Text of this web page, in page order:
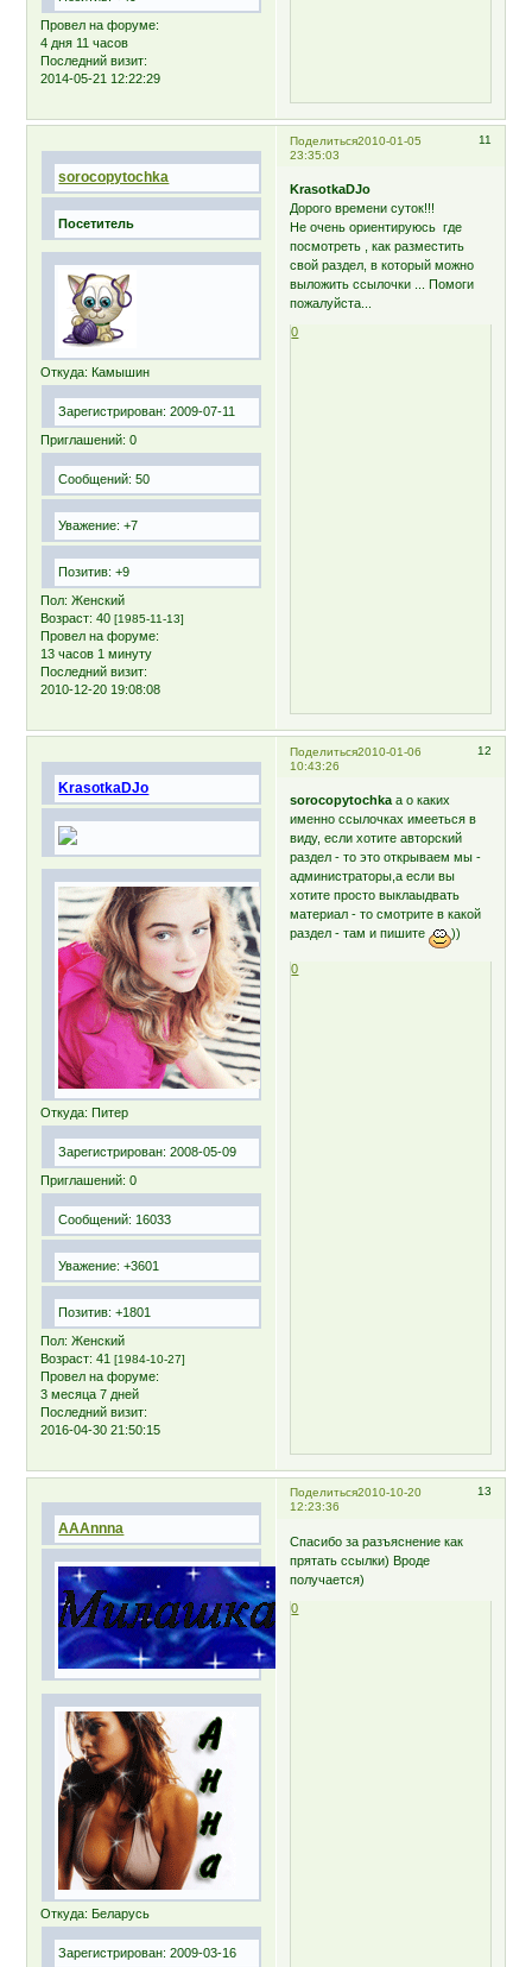
Провел на форуме:
4 дня 11 часов
Последний визит:
2014-05-21 12:22:29
Поделиться 11
2010-01-05
23:35:03
sorocopytochka
Посетитель
Откуда: Камышин
Зарегистрирован: 2009-07-11
Приглашений: 0
Сообщений: 50
Уважение: +7
Позитив: +9
Пол: Женский
Возраст: 40[1985-11-13]
Провел на форуме:
13 часов 1 минуту
Последний визит:
2010-12-20 19:08:08
KrasotkaDJo
Дорого времени суток!!!
Не очень ориентируюсь где
посмотреть , как разместить
свой раздел, в который можно
выложить ссылочки ... Помоги
пожалуйста...
0
Поделиться 12
2010-01-06
10:43:26
KrasotkaDJo
Откуда: Питер
Зарегистрирован: 2008-05-09
Приглашений: 0
Сообщений: 16033
Уважение: +3601
Позитив: +1801
Пол: Женский
Возраст: 41[1984-10-27]
Провел на форуме:
3 месяца 7 дней
Последний визит:
2016-04-30 21:50:15
sorocopytochkaа о каких
именно ссылочках имееться в
виду, если хотите авторский
раздел - то это открываем мы -
администраторы,а если вы
хотите просто выклаыдвать
материал - то смотрите в какой
раздел - там и пишите
))
0
Поделиться 13
2010-10-20
12:23:36
AAAnnna
Откуда: Беларусь
Зарегистрирован: 2009-03-16
Спасибо за разъяснение как
прятать ссылки) Вроде
получается)
0